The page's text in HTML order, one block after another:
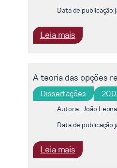
Data de publicação:
Leia mais
Valoração
praias
de
Niterói
situadas
na
Baía
de
A teoria das opções
Dissertações
Autoria: João
Data de publicação:
Leia mais
A